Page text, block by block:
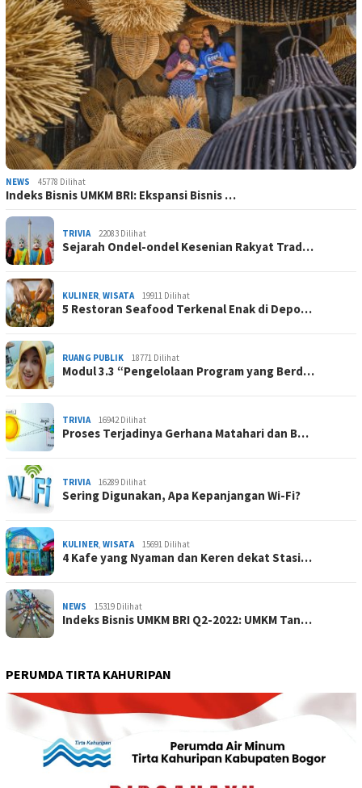
NEWS 45778 Dilihat
Indeks Bisnis UMKM BRI: Ekspansi Bisnis …
TRIVIA 22083 Dilihat
Sejarah Ondel-ondel Kesenian Rakyat Trad…
KULINER, WISATA 19911 Dilihat
5 Restoran Seafood Terkenal Enak di Depo…
RUANG PUBLIK 18771 Dilihat
Modul 3.3 “Pengelolaan Program yang Berd…
TRIVIA 16942 Dilihat
Proses Terjadinya Gerhana Matahari dan B…
TRIVIA 16289 Dilihat
Sering Digunakan, Apa Kepanjangan Wi-Fi?
KULINER, WISATA 15691 Dilihat
4 Kafe yang Nyaman dan Keren dekat Stasi…
NEWS 15319 Dilihat
Indeks Bisnis UMKM BRI Q2-2022: UMKM Tan…
PERUMDA TIRTA KAHURIPAN